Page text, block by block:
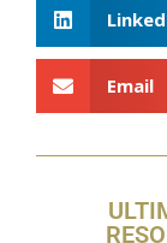
Email